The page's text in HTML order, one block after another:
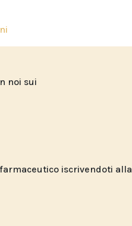
noi sui
iscrivendoti